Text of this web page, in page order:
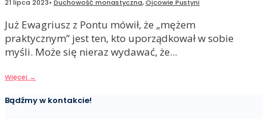
21 lipca 2023• Duchowość monastyczna,Ojcowie Pustyni
Już Ewagriusz z Pontu mówił, że „mężem
praktycznym” jest ten, kto uporządkował w sobie
myśli. Może się nieraz wydawać, że...
Więcej →
Bądźmy w kontakcie!